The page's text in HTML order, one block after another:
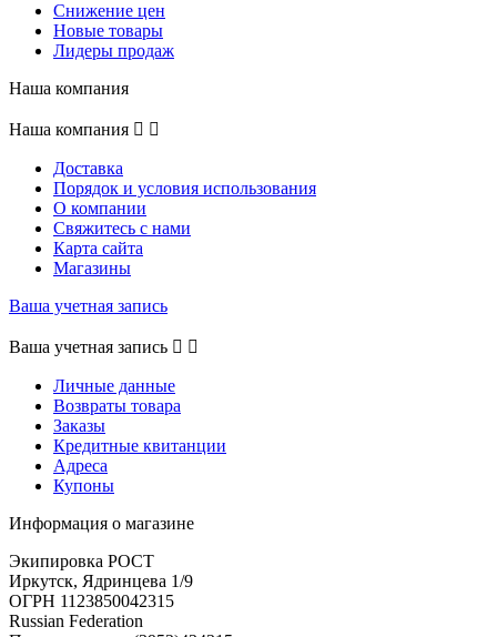
Снижение цен
Новые товары
Лидеры продаж
Наша компания
Наша компания  
Доставка
Порядок и условия использования
О компании
Свяжитесь с нами
Карта сайта
Магазины
Ваша учетная запись
Ваша учетная запись  
Личные данные
Возвраты товара
Заказы
Кредитные квитанции
Адреса
Купоны
Информация о магазине
Экипировка РОСТ
Иркутск, Ядринцева 1/9
ОГРН 1123850042315
Russian Federation